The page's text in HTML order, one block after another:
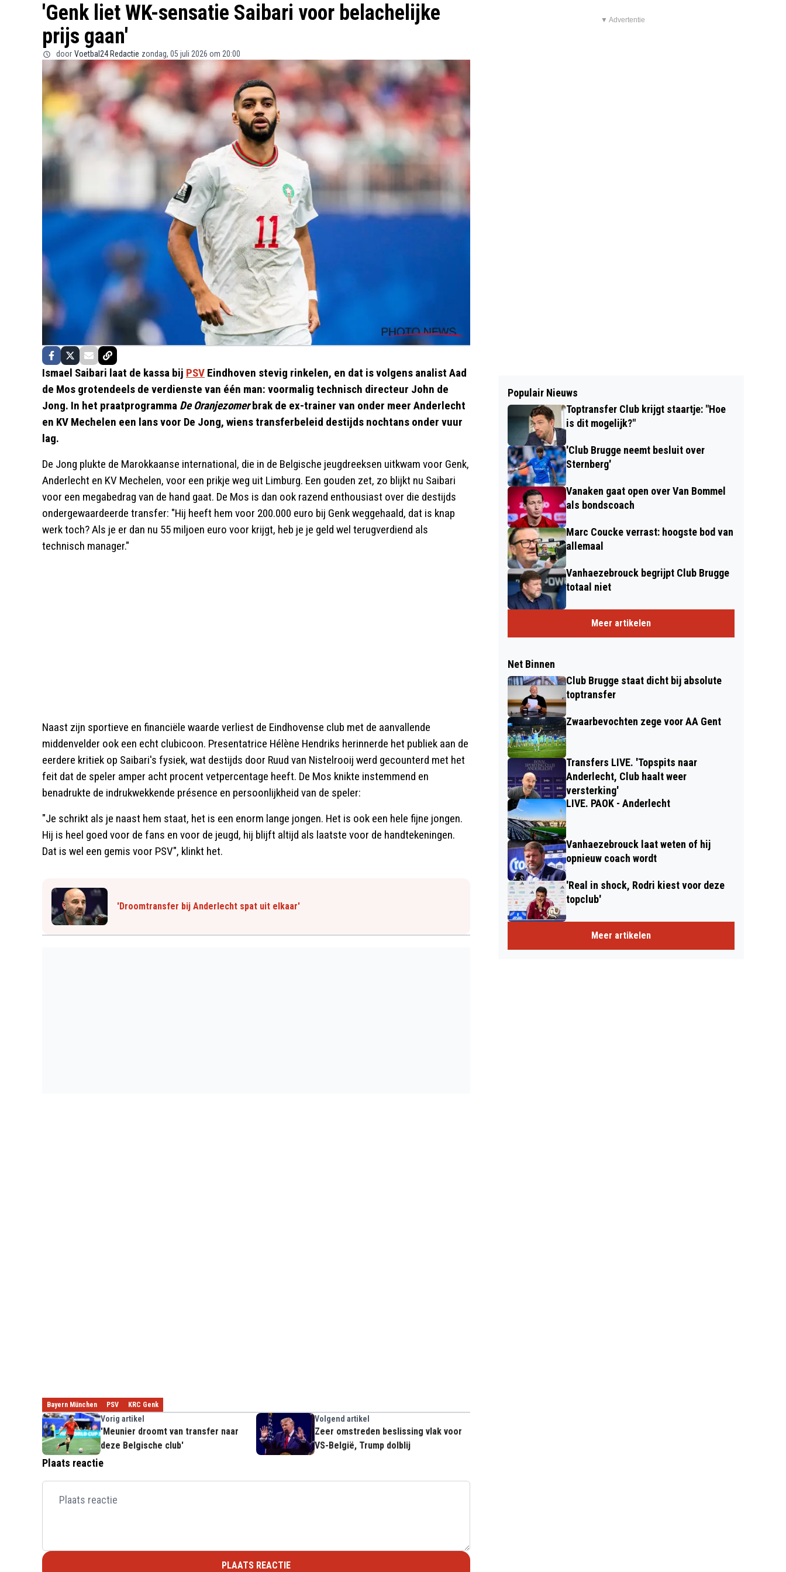
'Genk liet WK-sensatie Saibari voor belachelijke
prijs gaan'
door Voetbal24 Redactie zondag, 05 juli 2026 om 20:00
Ismael Saibari laat de kassa bij PSV Eindhoven stevig rinkelen, en dat is volgens analist Aad
de Mos grotendeels de verdienste van één man: voormalig technisch directeur John de
Jong. In het praatprogramma De Oranjezomerbrak de ex-trainer van onder meer Anderlecht
en KV Mechelen een lans voor De Jong, wiens transferbeleid destijds nochtans onder vuur
lag.
De Jong plukte de Marokkaanse international, die in de Belgische jeugdreeksen uitkwam voor Genk,
Anderlecht en KV Mechelen, voor een prikje weg uit Limburg. Een gouden zet, zo blijkt nu Saibari
voor een megabedrag van de hand gaat. De Mos is dan ook razend enthousiast over die destijds
ondergewaardeerde transfer: "Hij heeft hem voor 200.000 euro bij Genk weggehaald, dat is knap
werk toch? Als je er dan nu 55 miljoen euro voor krijgt, heb je je geld wel terugverdiend als
technisch manager."
Naast zijn sportieve en financiële waarde verliest de Eindhovense club met de aanvallende
middenvelder ook een echt clubicoon. Presentatrice Hélène Hendriks herinnerde het publiek aan de
eerdere kritiek op Saibari's fysiek, wat destijds door Ruud van Nistelrooij werd gecounterd met het
feit dat de speler amper acht procent vetpercentage heeft. De Mos knikte instemmend en
benadrukte de indrukwekkende présence en persoonlijkheid van de speler:
"Je schrikt als je naast hem staat, het is een enorm lange jongen. Het is ook een hele fijne jongen.
Hij is heel goed voor de fans en voor de jeugd, hij blijft altijd als laatste voor de handtekeningen.
Dat is wel een gemis voor PSV", klinkt het.
'Droomtransfer bij Anderlecht spat uit elkaar'
Bayern München PSV KRC Genk
Vorig artikel
'Meunier droomt van transfer naar
deze Belgische club'
Volgend artikel
Zeer omstreden beslissing vlak voor
VS-België, Trump dolblij
Plaats reactie
PLAATS REACTIE
▼ Advertentie
Populair Nieuws
Toptransfer Club krijgt staartje: "Hoe
is dit mogelijk?"
'Club Brugge neemt besluit over
Sternberg'
Vanaken gaat open over Van Bommel
als bondscoach
Marc Coucke verrast: hoogste bod van
allemaal
Vanhaezebrouck begrijpt Club Brugge
totaal niet
Meer artikelen
Net Binnen
Club Brugge staat dicht bij absolute
toptransfer
Zwaarbevochten zege voor AA Gent
Transfers LIVE. 'Topspits naar
Anderlecht, Club haalt weer
versterking'
LIVE. PAOK - Anderlecht
Vanhaezebrouck laat weten of hij
opnieuw coach wordt
'Real in shock, Rodri kiest voor deze
topclub'
Meer artikelen